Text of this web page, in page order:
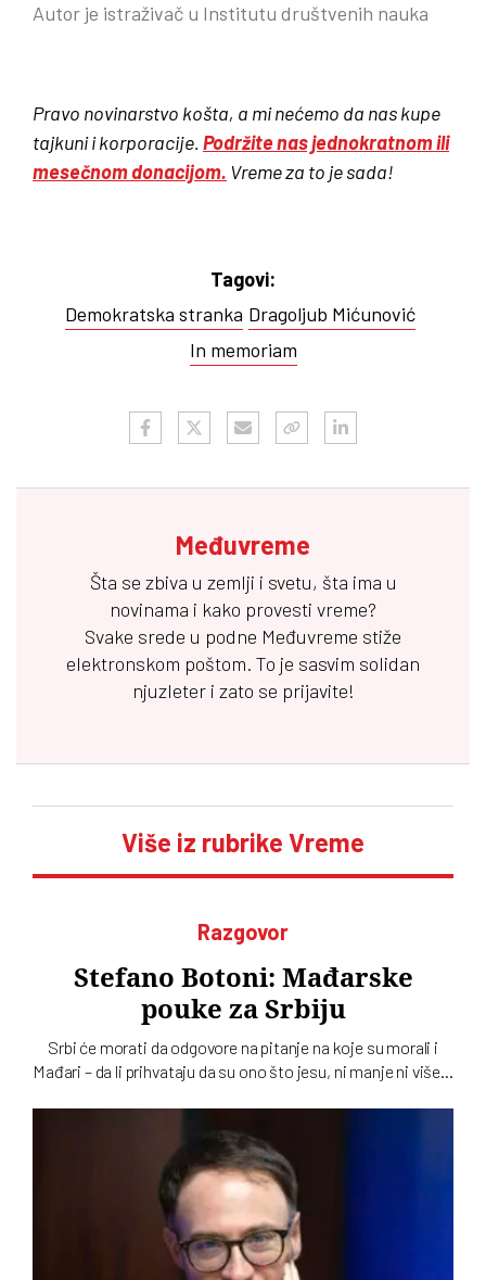
Autor je istraživač u Institutu društvenih nauka
Pravo novinarstvo košta, a mi nećemo da nas kupe
tajkuni i korporacije. Podržite nas jednokratnom ili
mesečnom donacijom. Vreme za to je sada!
Tagovi:
Demokratska stranka Dragoljub Mićunović
In memoriam
Međuvreme
Šta se zbiva u zemlji i svetu, šta ima u
novinama i kako provesti vreme?
Svake srede u podne Međuvreme stiže
elektronskom poštom. To je sasvim solidan
njuzleter i zato se prijavite!
Više iz rubrike Vreme
Razgovor
Stefano Botoni: Mađarske
pouke za Srbiju
Srbi će morati da odgovore na pitanje na koje su morali i
Mađari – da li prihvataju da su ono što jesu, ni manje ni više…
Mađarskoj